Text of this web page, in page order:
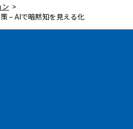
>
– AIで暗黙知を見える化